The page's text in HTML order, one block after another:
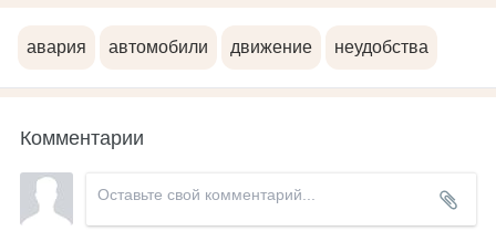
авария автомобили движение неудобства
Комментарии